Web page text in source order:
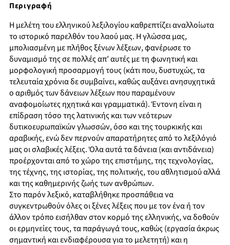
Περιγραφή
Η μελέτη του ελληνικού λεξιλογίου καθρεπτίζει αναλλοίωτα
το ιστορικό παρελθόν του λαού μας. Η γλώσσα μας,
μπολιασμένη με πλήθος ξένων λέξεων, φανέρωσε το
δυναμισμό της σε πολλές απ’ αυτές με τη φωνητική και
μορφολογική προσαρμογή τους (κάτι που, δυστυχώς, τα
τελευταία χρόνια δε συμβαίνει, καθώς αυξάνει ανησυχητικά
ο αριθμός των δάνειων λέξεων που παραμένουν
αναφομοίωτες ηχητικά και γραμματικά). Έντονη είναι η
επίδραση τόσο της λατινικής και των νεότερων
δυτικοευρωπαϊκών γλωσσών, όσο και της τουρκικής και
αραβικής, ενώ δεν περνούν απαρατήρητες από το λεξιλόγιό
μας οι σλαβικές λέξεις. Όλα αυτά τα δάνεια (και αντιδάνεια)
προέρχονται από το χώρο της επιστήμης, της τεχνολογίας,
της τέχνης, της ιστορίας, της πολιτικής, του αθλητισμού αλλά
και της καθημερινής ζωής των ανθρώπων.
Στο παρόν λεξικό, καταβλήθηκε προσπάθεια να
συγκεντρωθούν όλες οι ξένες λέξεις που με τον ένα ή τον
άλλον τρόπο εισήλθαν στον κορμό της ελληνικής, να δοθούν
οι ερμηνείες τους, τα παράγωγά τους, καθώς (εργασία άκρως
σημαντική και ενδιαφέρουσα για το μελετητή) και η